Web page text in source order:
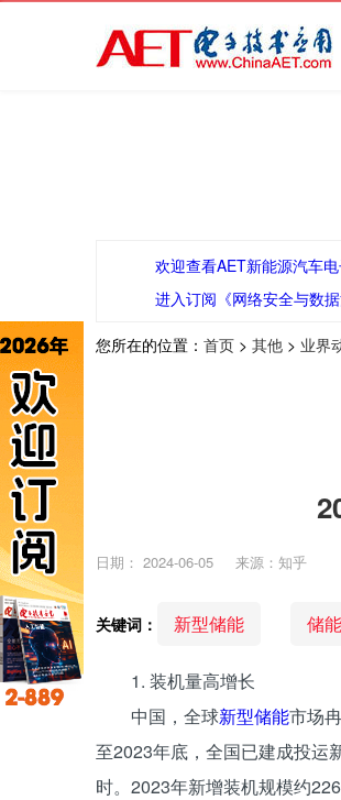
欢迎查看AET新能源汽车
进入订阅《网络安全与数
您所在的位置： 首页 > 其他 > 业界
日期： 2024-06-05 来源：知乎
关键词： 新型储能 储
1. 装机量高增长
中国，全球新型储能市场
至2023年底，全国已建成投运
时。2023年新增装机规模约